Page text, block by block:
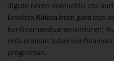
digute beren doinuekin, eta
Emaitza Kalera irten gara izan
konfinamenduaren ondoren;
nola eraman zuten
programan.